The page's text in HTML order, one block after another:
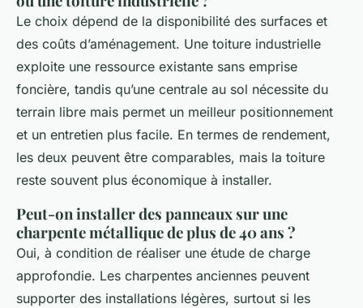
Le choix dépend de la disponibilité des surfaces et
des coûts d’aménagement. Une toiture industrielle
exploite une ressource existante sans emprise
foncière, tandis qu’une centrale au sol nécessite du
terrain libre mais permet un meilleur positionnement
et un entretien plus facile. En termes de rendement,
les deux peuvent être comparables, mais la toiture
reste souvent plus économique à installer.
Peut-on installer des panneaux sur une
charpente métallique de plus de 40 ans ?
Oui, à condition de réaliser une étude de charge
approfondie. Les charpentes anciennes peuvent
supporter des installations légères, surtout si les